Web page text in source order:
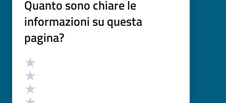
Quanto sono chiare le
informazioni su questa
pagina?
Valutazione